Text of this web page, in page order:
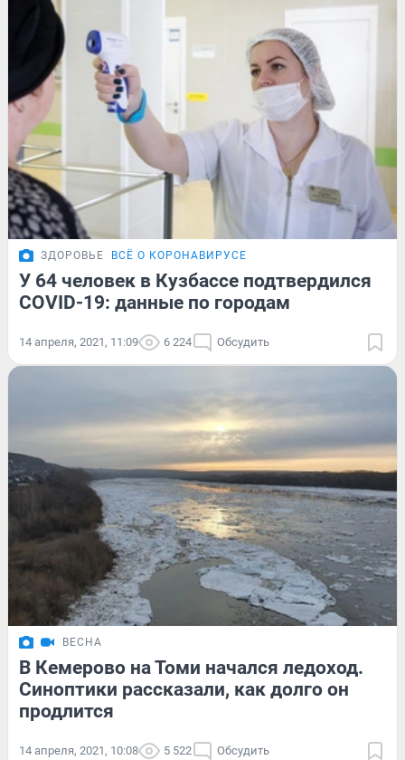
ЗДОРОВЬЕ ВСЁ О КОРОНАВИРУСЕ
У 64 человек в Кузбассе подтвердился
COVID-19: данные по городам
14 апреля, 2021, 11:09 6 224 Обсудить
ВЕСНА
В Кемерово на Томи начался ледоход.
Синоптики рассказали, как долго он
продлится
14 апреля, 2021, 10:08 5 522 Обсудить